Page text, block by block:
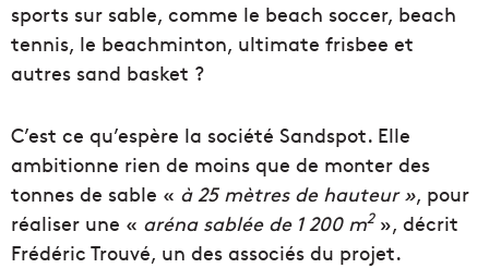
sports sur sable, comme le beach soccer, beach
tennis, le beachminton, ultimate frisbee et
autres sand basket ?
C’est ce qu’espère la société Sandspot. Elle
ambitionne rien de moins que de monter des
tonnes de sable « à 25 mètres de hauteur », pour
réaliser une « aréna sablée de 1 200 m2», décrit
Frédéric Trouvé, un des associés du projet.